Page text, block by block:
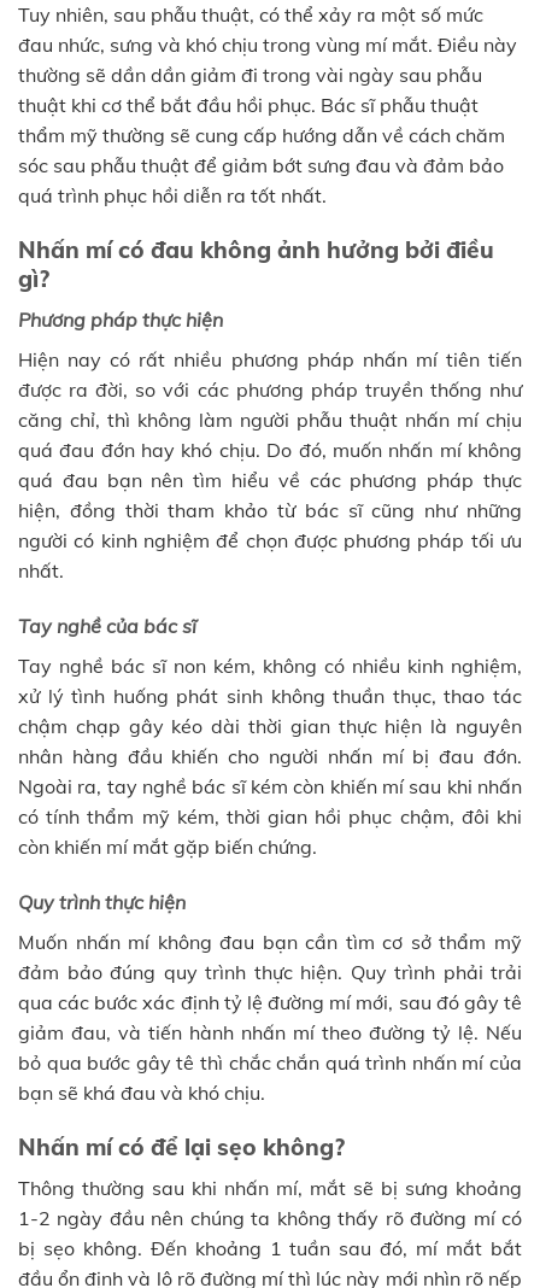
Tuy nhiên, sau phẫu thuật, có thể xảy ra một số mức
đau nhức, sưng và khó chịu trong vùng mí mắt. Điều này
thường sẽ dần dần giảm đi trong vài ngày sau phẫu
thuật khi cơ thể bắt đầu hồi phục. Bác sĩ phẫu thuật
thẩm mỹ thường sẽ cung cấp hướng dẫn về cách chăm
sóc sau phẫu thuật để giảm bớt sưng đau và đảm bảo
quá trình phục hồi diễn ra tốt nhất.
Nhấn mí có đau không ảnh hưởng bởi điều
gì?
Phương pháp thực hiện
Hiện nay có rất nhiều phương pháp nhấn mí tiên tiến
được ra đời, so với các phương pháp truyền thống như
căng chỉ, thì không làm người phẫu thuật nhấn mí chịu
quá đau đớn hay khó chịu. Do đó, muốn nhấn mí không
quá đau bạn nên tìm hiểu về các phương pháp thực
hiện, đồng thời tham khảo từ bác sĩ cũng như những
người có kinh nghiệm để chọn được phương pháp tối ưu
nhất.
Tay nghề của bác sĩ
Tay nghề bác sĩ non kém, không có nhiều kinh nghiệm,
xử lý tình huống phát sinh không thuần thục, thao tác
chậm chạp gây kéo dài thời gian thực hiện là nguyên
nhân hàng đầu khiến cho người nhấn mí bị đau đớn.
Ngoài ra, tay nghề bác sĩ kém còn khiến mí sau khi nhấn
có tính thẩm mỹ kém, thời gian hồi phục chậm, đôi khi
còn khiến mí mắt gặp biến chứng.
Quy trình thực hiện
Muốn nhấn mí không đau bạn cần tìm cơ sở thẩm mỹ
đảm bảo đúng quy trình thực hiện. Quy trình phải trải
qua các bước xác định tỷ lệ đường mí mới, sau đó gây tê
giảm đau, và tiến hành nhấn mí theo đường tỷ lệ. Nếu
bỏ qua bước gây tê thì chắc chắn quá trình nhấn mí của
bạn sẽ khá đau và khó chịu.
Nhấn mí có để lại sẹo không?
Thông thường sau khi nhấn mí, mắt sẽ bị sưng khoảng
1-2 ngày đầu nên chúng ta không thấy rõ đường mí có
bị sẹo không. Đến khoảng 1 tuần sau đó, mí mắt bắt
đầu ổn định và lộ rõ đường mí thì lúc này mới nhìn rõ nếp